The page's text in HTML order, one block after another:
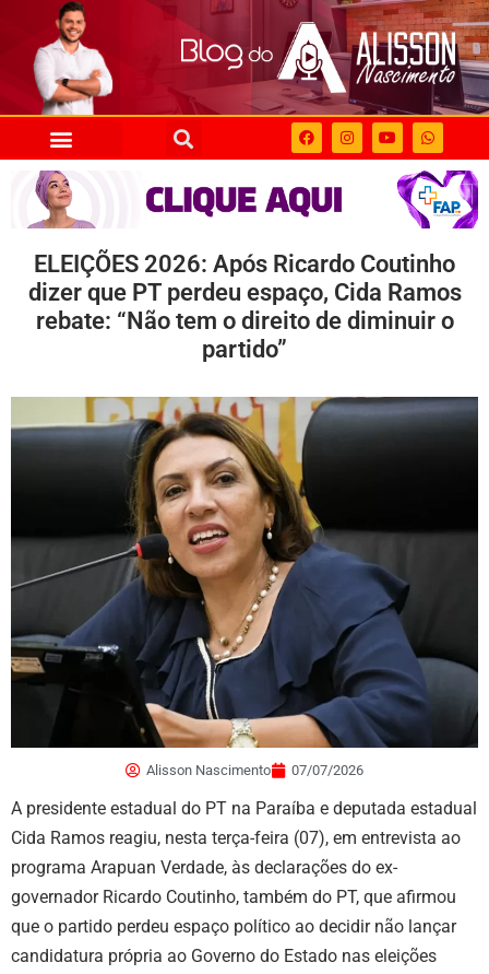
ELEIÇÕES 2026: Após Ricardo Coutinho
dizer que PT perdeu espaço, Cida Ramos
rebate: “Não tem o direito de diminuir o
partido”
Alisson Nascimento 07/07/2026
A presidente estadual do PT na Paraíba e deputada estadual
Cida Ramos reagiu, nesta terça-feira (07), em entrevista ao
programa Arapuan Verdade, às declarações do ex-
governador Ricardo Coutinho, também do PT, que afirmou
que o partido perdeu espaço político ao decidir não lançar
candidatura própria ao Governo do Estado nas eleições